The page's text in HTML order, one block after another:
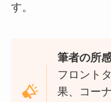
す。
筆者の所
フロント
果、コー